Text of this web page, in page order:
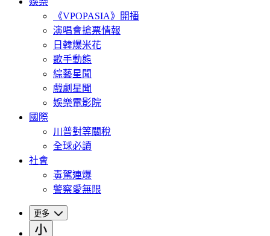
《VPOPASIA》開播
演唱會搶票情報
日韓爆米花
歌手動態
綜藝星聞
戲劇星聞
娛樂電影院
國際
川普對等關稅
全球必讀
社會
毒駕連爆
警察愛無限
更多